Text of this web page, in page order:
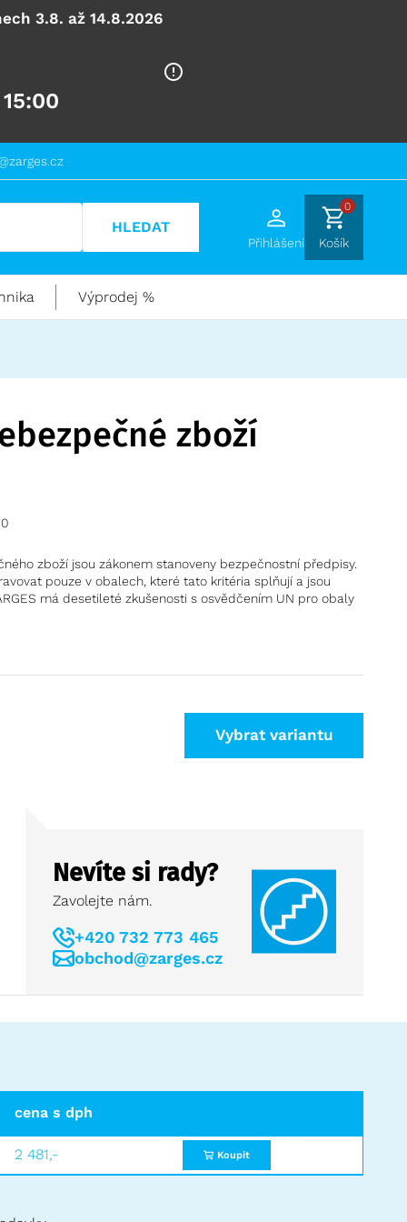
3.8. až 14.8.2026
HLEDAT
Přihlášení
0
Košík
Výprodej %
zboží
zboží jsou zákonem stanoveny bezpečnostní předpisy.
pouze v obalech, které tato kritéria splňují a jsou
má desetileté zkušenosti s osvědčením UN pro obaly
Vybrat variantu
Nevíte si rady?
Zavolejte nám.
+420 732 773 465
obchod@zarges.cz
cena s dph
2 481,- Koupit